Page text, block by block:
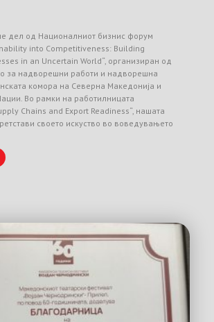
дел од Националниот бизнис форум
into Competitiveness: Building
in an Uncertain World“, организиран од
за надворешни работи и надворешна
комора на Северна Македонија и
Во рамки на работилницата
Chains and Export Readiness“, нашата
своето искуство во воведувањето